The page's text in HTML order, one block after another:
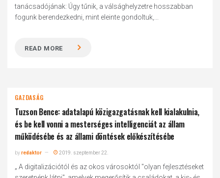
tanácsadójának: Úgy tűnik, a válsághelyzetre hosszabban
fogunk berendezkedni, mint eleinte gondoltuk,...
READ MORE
GAZDASÁG
Tuzson Bence: adatalapú közigazgatásnak kell kialakulnia,
és be kell vonni a mesterséges intelligenciát az állam
működésébe és az állami döntések előkészítésébe
byredaktor 2019. szeptember 22.
„ A digitalizációtól és az okos városoktól "olyan fejlesztéseket